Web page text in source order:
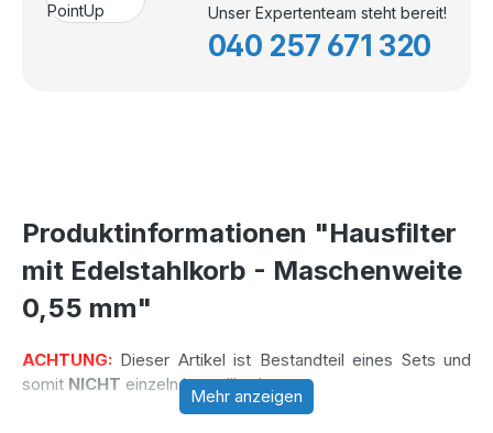
Unser Expertenteam steht bereit!
040 257 671 320
Produktinformationen "Hausfilter
mit Edelstahlkorb - Maschenweite
0,55 mm"
ACHTUNG: Dieser Artikel ist Bestandteil eines Sets und
somit NICHT einzeln bestellbar!
Mehr anzeigen